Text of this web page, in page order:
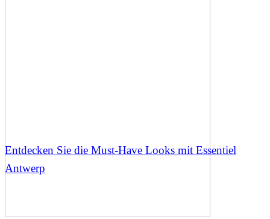
Entdecken Sie die Must-Have Looks mit Essentiel
Antwerp